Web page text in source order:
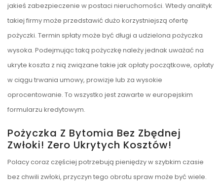
jakieś zabezpieczenie w postaci nieruchomości. Wtedy analityk
takiej firmy może przedstawić dużo korzystniejszą ofertę
pożyczki. Termin spłaty może być długi a udzielona pożyczka
wysoka. Podejmując taką pożyczkę należy jednak uważać na
ukryte koszta z nią związane takie jak opłaty początkowe, opłaty
w ciągu trwania umowy, prowizje lub za wysokie
oprocentowanie. To wszystko jest zawarte w europejskim
formularzu kredytowym.
Pożyczka Z Bytomia Bez Zbędnej
Zwłoki! Zero Ukrytych Kosztów!
Polacy coraz częściej potrzebują pieniędzy w szybkim czasie
bez chwili zwłoki, przyczyn tego obrotu spraw może być wiele.